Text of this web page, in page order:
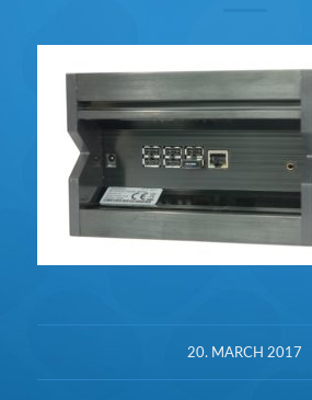
20. MARCH 2017